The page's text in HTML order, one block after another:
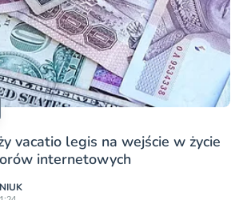
vacatio legis na wejście w życie
internetowych